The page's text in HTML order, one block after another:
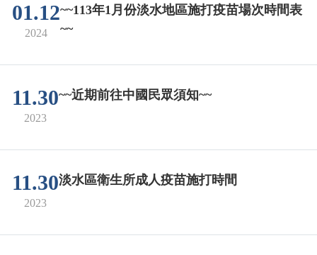
01.12
2024
~~113年1月份淡水地區施打疫苗場次時間表
~~
11.30
2023
~~近期前往中國民眾須知~~
11.30
2023
淡水區衛生所成人疫苗施打時間